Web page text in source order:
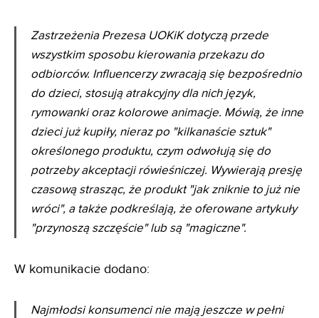
Zastrzeżenia Prezesa UOKiK dotyczą przede
wszystkim sposobu kierowania przekazu do
odbiorców. Influencerzy zwracają się bezpośrednio
do dzieci, stosują atrakcyjny dla nich język,
rymowanki oraz kolorowe animacje. Mówią, że inne
dzieci już kupiły, nieraz po "kilkanaście sztuk"
określonego produktu, czym odwołują się do
potrzeby akceptacji rówieśniczej. Wywierają presję
czasową strasząc, że produkt "jak zniknie to już nie
wróci", a także podkreślają, że oferowane artykuły
"przynoszą szczęście" lub są "magiczne".
W komunikacie dodano:
Najmłodsi konsumenci nie mają jeszcze w pełni